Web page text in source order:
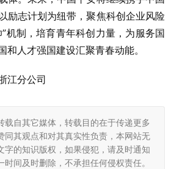
励志计划为纽带，聚焦科创企业风险
机制，培育青年科创力量，为服务国
和人才强国建设汇聚青春动能。
江分公司
载自其它媒体，转载目的在于传递更多
同其观点和对其真实性负责，本网站无
字的知识版权，如果侵犯，请及时通知
间及时删除，不承担任何侵权责任。